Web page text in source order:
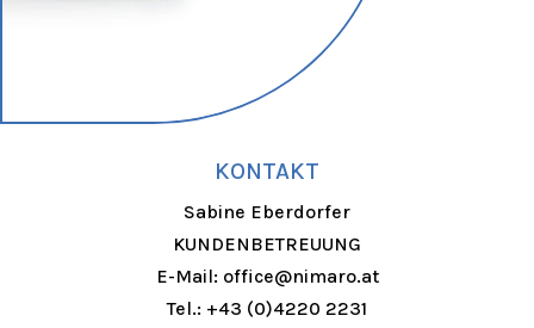
KONTAKT
Sabine Eberdorfer
KUNDENBETREUUNG
E-Mail: office@nimaro.at
Tel.: +43 (0)4220 2231